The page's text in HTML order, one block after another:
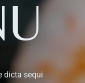
dicta sequi